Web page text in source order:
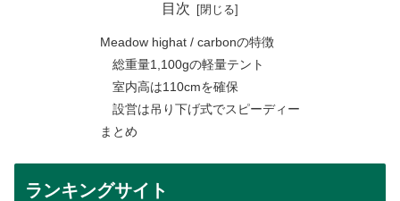
目次
Meadow highat / carbonの特徴
総重量1,100gの軽量テント
室内高は110cmを確保
設営は吊り下げ式でスピーディー
まとめ
ランキングサイト